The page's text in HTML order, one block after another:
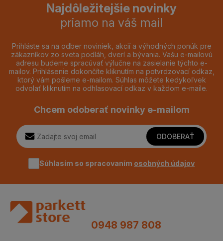
Najdôležitejšie novinky
priamo na váš mail
Prihláste sa na odber noviniek, akcií a výhodných ponúk pre
zákazníkov zo sveta podláh, dverí a bývania. Vašu e-mailovú
adresu budeme spracúvať výlučne na zasielanie týchto e-
mailov. Prihlásenie dokončíte kliknutím na potvrdzovací odkaz,
ktorý vám pošleme e-mailom. Súhlas môžete kedykoľvek
odvolať kliknutím na odhlasovací odkaz v každom e-maile.
Chcem odoberať novinky e-mailom
ODOBERAŤ
Súhlasím so spracovaním osobných údajov
0948 987 808